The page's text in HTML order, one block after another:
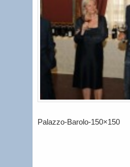
Palazzo-Barolo-150×150